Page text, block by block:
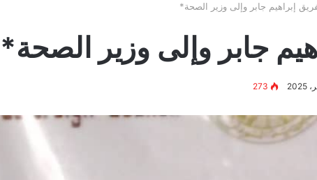
إبراهيم جابر وإلى وزير الصحة*
جابر وإلى وزير الصحة*
273